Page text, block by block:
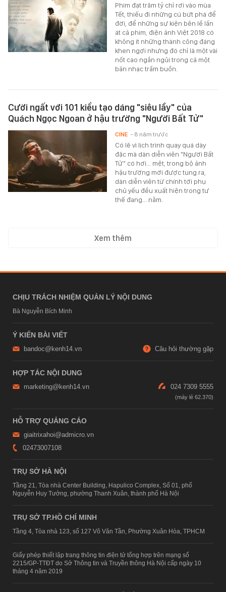
Phim đạt trăm tỷ chỉ rơi vào mùa
Tết, thiếu đi những cú bứt phá để
đời, để những sự kiện bên lề lấn
át cả phim, điện ảnh Việt 2018 có
không ít những thành công đáng
khen ngợi nhưng đó chỉ là một vài
nốt cao ngắn ngủi trong cả một
bản nhạc trầm buồn.
Cười ngất với 101 kiểu tạo dáng "siêu lầy" của
Quách Ngọc Ngoan ở hậu trường "Người Bất Tử"
Có lẽ vì lịch trình quay quá dày
đặc mà dàn diễn viên "Người Bất
Tử" có hơi... mệt, trong bộ ảnh
hậu trường mới được tung ra,
dàn diễn viên từ chính tới phụ
chủ yếu đều xuất hiện trong tư
thế đang... nằm.
CINE - 8 năm trước
Xem thêm
CHỊU TRÁCH NHIỆM QUẢN LÝ NỘI DUNG
Bà Nguyễn Bích Minh
Ý KIẾN BÀI VIẾT
bandoc@kenh14.vn Câu hỏi thường gặp
HỢP TÁC NỘI DUNG
marketing@kenh14.vn 024 7309 5555
HỖ TRỢ QUẢNG CÁO
giaitrixahoi@admicro.vn
02473007108
TRỤ SỞ HÀ NỘI
Tầng 21, Tòa nhà Center Building, Hapulico Complex, Số 01, phố
Nguyễn Huy Tưởng, phường Thanh Xuân, thành phố Hà Nội
TRỤ SỞ TP.HỒ CHÍ MINH
Tầng 4, Tòa nhà 123, số 127 Võ Văn Tần, Phường Xuân Hòa, TPHCM
Giấy phép thiết lập trang thông tin điện tử tổng hợp trên mạng số
2215/GP-TTĐT do Sở Thông tin và Truyền thông Hà Nội cấp ngày 10
tháng 4 năm 2019